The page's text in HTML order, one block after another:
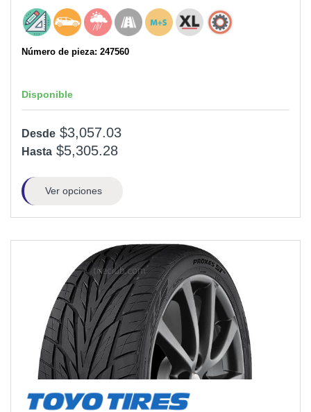
Número de pieza: 247560
Disponible
Desde $3,057.03
Hasta $5,305.28
Ver opciones